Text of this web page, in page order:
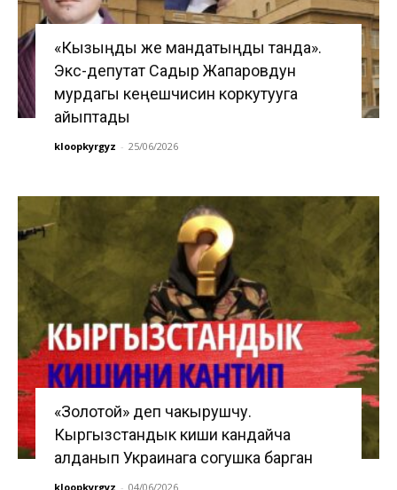
«Кызыңды же мандатыңды танда».
Экс-депутат Садыр Жапаровдун
мурдагы кеңешчисин коркутууга
айыптады
kloopkyrgyz - 25/06/2026
«Золотой» деп чакырушчу.
Кыргызстандык киши кандайча
алданып Украинага согушка барган
kloopkyrgyz - 04/06/2026